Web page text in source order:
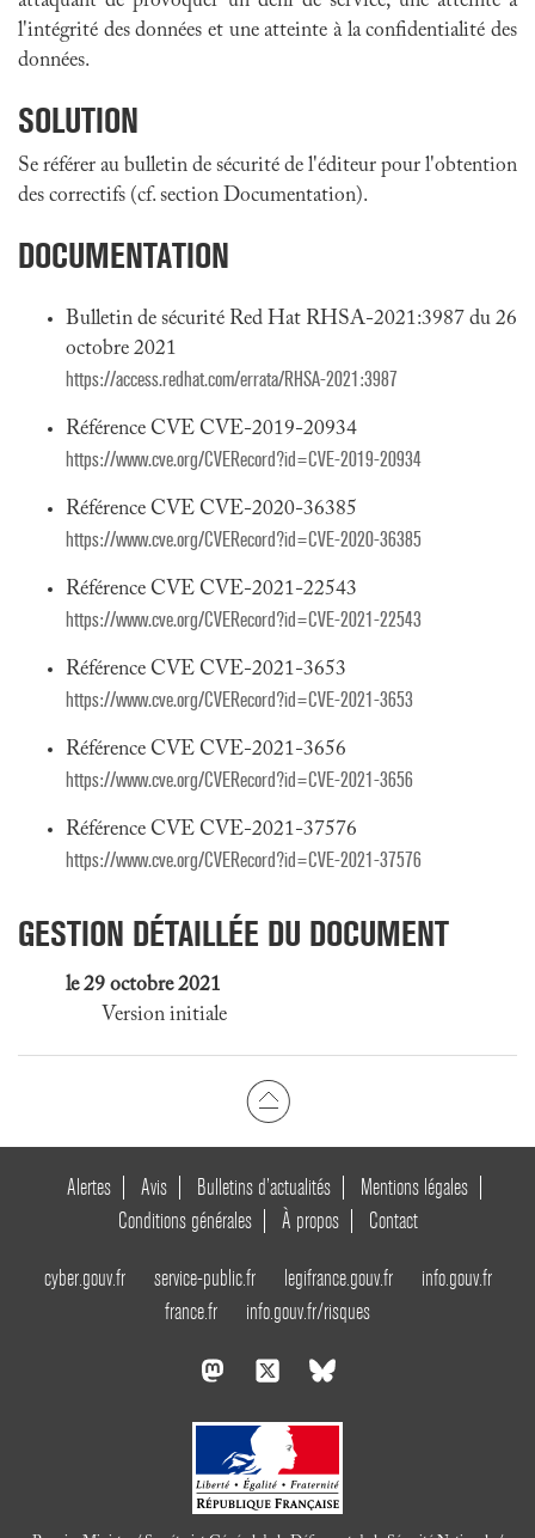
l'intégrité des données et une atteinte à la confidentialité des
données.
SOLUTION
Se référer au bulletin de sécurité de l'éditeur pour l'obtention
des correctifs (cf. section Documentation).
DOCUMENTATION
Bulletin de sécurité Red Hat RHSA-2021:3987 du 26
octobre 2021
https://access.redhat.com/errata/RHSA-2021:3987
Référence CVE CVE-2019-20934
https://www.cve.org/CVERecord?id=CVE-2019-20934
Référence CVE CVE-2020-36385
https://www.cve.org/CVERecord?id=CVE-2020-36385
Référence CVE CVE-2021-22543
https://www.cve.org/CVERecord?id=CVE-2021-22543
Référence CVE CVE-2021-3653
https://www.cve.org/CVERecord?id=CVE-2021-3653
Référence CVE CVE-2021-3656
https://www.cve.org/CVERecord?id=CVE-2021-3656
Référence CVE CVE-2021-37576
https://www.cve.org/CVERecord?id=CVE-2021-37576
GESTION DÉTAILLÉE DU DOCUMENT
le 29 octobre 2021
Version initiale
Alertes Avis Bulletins d’actualités
Mentions légales
Conditions générales
À propos Contact
cyber.gouv.fr service-public.fr legifrance.gouv.fr
info.gouv.fr
france.fr
info.gouv.fr/risques